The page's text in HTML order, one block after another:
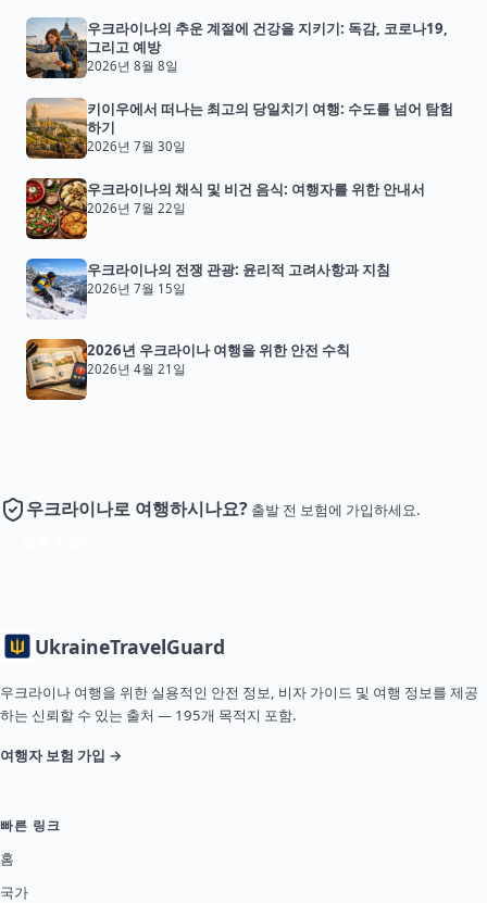
우크라이나의 추운 계절에 건강을 지키기: 독감, 코로나19,
그리고 예방
2026년 8월 8일
키이우에서 떠나는 최고의 당일치기 여행: 수도를 넘어 탐험
하기
2026년 7월 30일
우크라이나의 채식 및 비건 음식: 여행자를 위한 안내서
2026년 7월 22일
우크라이나의 전쟁 관광: 윤리적 고려사항과 지침
2026년 7월 15일
2026년 우크라이나 여행을 위한 안전 수칙
2026년 4월 21일
우크라이나로 여행하시나요? 출발 전 보험에 가입하세요.
UkraineTravelGuard
우크라이나 여행을 위한 실용적인 안전 정보, 비자 가이드 및 여행 정보를 제공
하는 신뢰할 수 있는 출처 — 195개 목적지 포함.
여행자 보험 가입 →
빠른 링크
홈
국가